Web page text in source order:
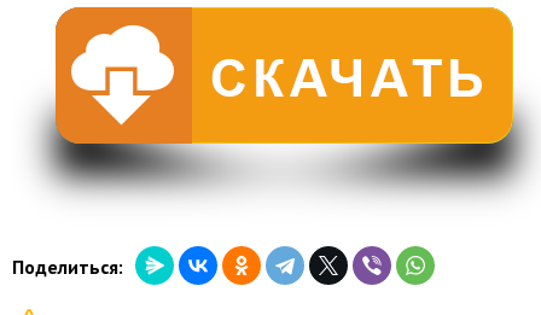
Поделиться: